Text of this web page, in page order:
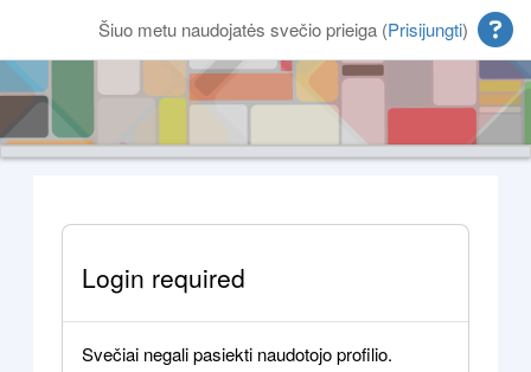
Šiuo metu naudojatės svečio prieiga (Prisijungti)
Login required
Svečiai negali pasiekti naudotojo profilio.